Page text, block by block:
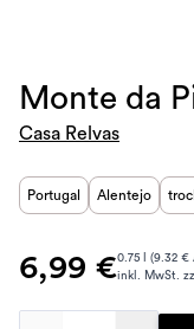
Monte da
Casa Relvas
Portugal Alentejo
6,99 €0.75 l (9.32 €
inkl. MwSt.